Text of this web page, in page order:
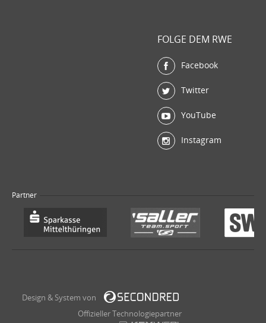
FOLGE DEM RWE
Facebook
Twitter
YouTube
Instagram
Partner
Design & System von
Offizieller Technologiepartner